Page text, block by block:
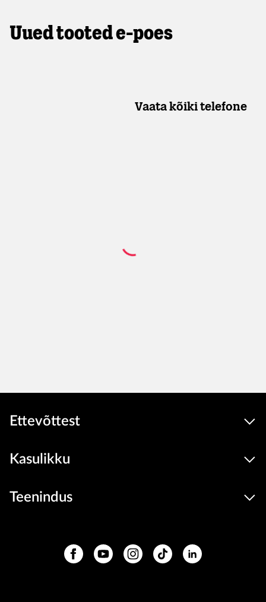
Uued tooted e-poes
Vaata kõiki telefone
Ettevõttest
Kasulikku
Teenindus